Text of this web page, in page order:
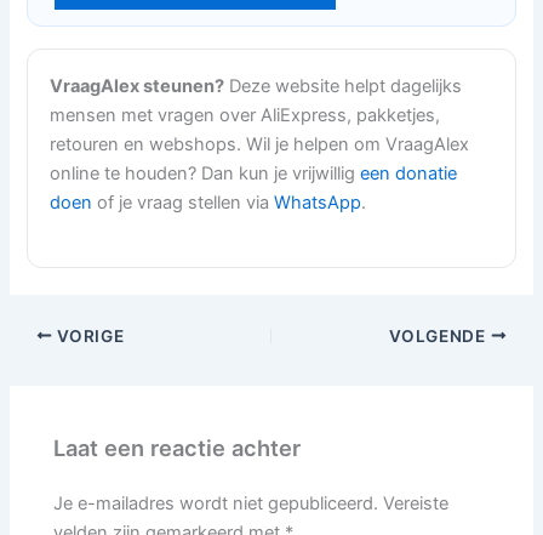
VraagAlex steunen? Deze website helpt dagelijks
mensen met vragen over AliExpress, pakketjes,
retouren en webshops. Wil je helpen om VraagAlex
online te houden? Dan kun je vrijwilligeen donatie
doen of je vraag stellen viaWhatsApp.
VORIGE VOLGENDE
Laat een reactie achter
Je e-mailadres wordt niet gepubliceerd. Vereiste